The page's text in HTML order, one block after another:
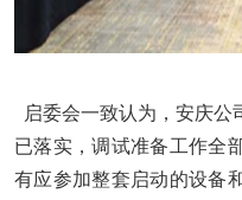
启委会一致认为，安庆
已落实，调试准备工作全
有应参加整套启动的设备